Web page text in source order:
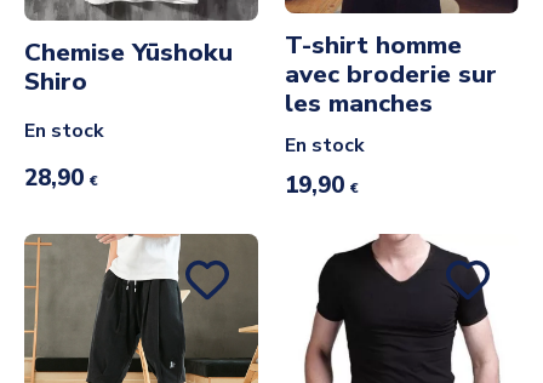
Chemise Yūshoku
Shiro
En stock
28,90 €
T-shirt homme
avec broderie sur
les manches
En stock
19,90 €